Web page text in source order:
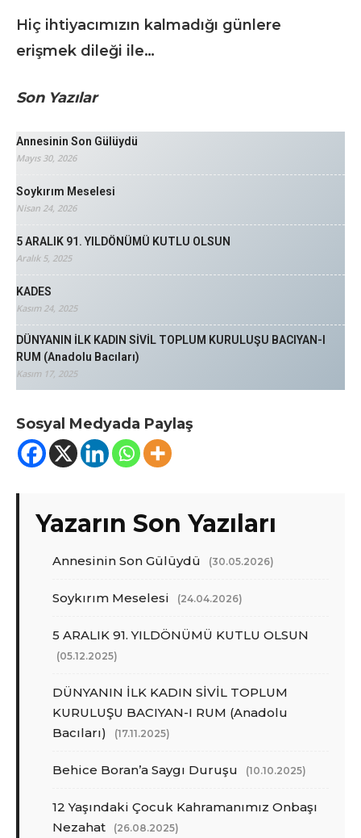
Hiç ihtiyacımızın kalmadığı günlere
erişmek dileği ile…
Son Yazılar
Annesinin Son Gülüydü
Mayıs 30, 2026
Soykırım Meselesi
Nisan 24, 2026
5 ARALIK 91. YILDÖNÜMÜ KUTLU OLSUN
Aralık 5, 2025
KADES
Kasım 24, 2025
DÜNYANIN İLK KADIN SİVİL TOPLUM KURULUŞU BACIYAN-I
RUM (Anadolu Bacıları)
Kasım 17, 2025
Sosyal Medyada Paylaş
Yazarın Son Yazıları
Annesinin Son Gülüydü (30.05.2026)
Soykırım Meselesi (24.04.2026)
5 ARALIK 91. YILDÖNÜMÜ KUTLU OLSUN
(05.12.2025)
DÜNYANIN İLK KADIN SİVİL TOPLUM
KURULUŞU BACIYAN-I RUM (Anadolu
Bacıları)
(17.11.2025)
Behice Boran’a Saygı Duruşu (10.10.2025)
12 Yaşındaki Çocuk Kahramanımız Onbaşı
Nezahat
(26.08.2025)